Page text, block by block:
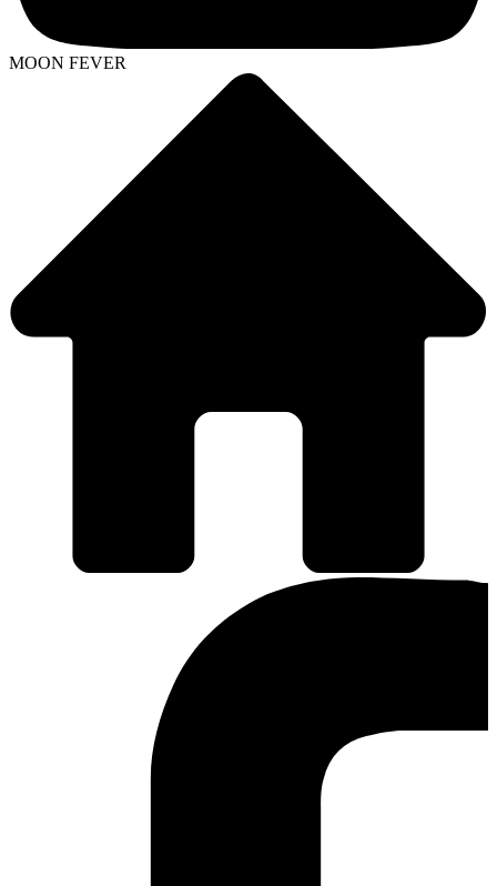
MOON FEVER